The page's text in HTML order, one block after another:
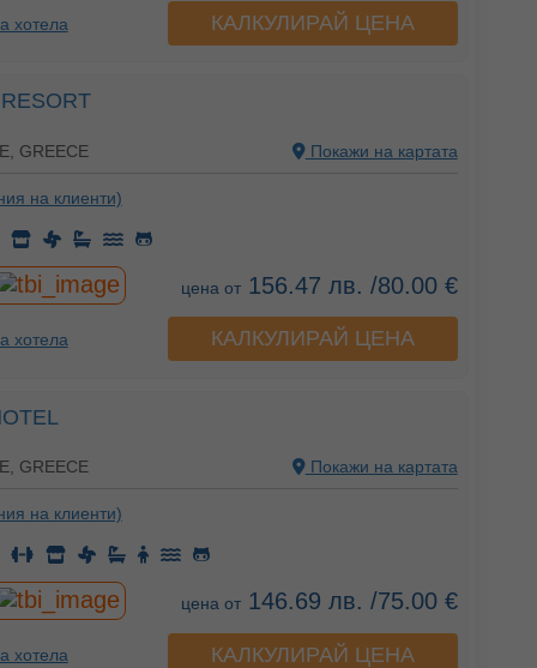
хотела КАЛКУЛИРАЙ ЦЕНА
GREECE Покажи на картата
на клиенти)
цена от156.47 лв. /80.00 €
хотела КАЛКУЛИРАЙ ЦЕНА
GREECE Покажи на картата
на клиенти)
цена от146.69 лв. /75.00 €
хотела КАЛКУЛИРАЙ ЦЕНА